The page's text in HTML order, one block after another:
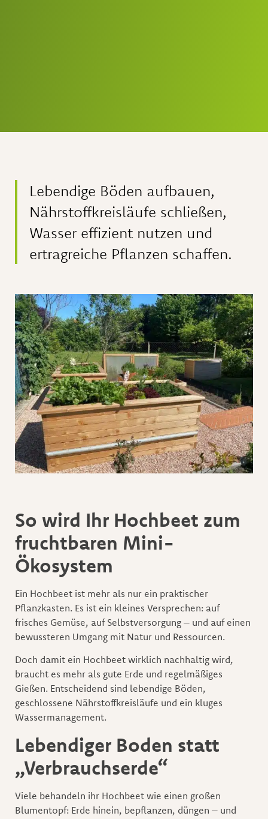
Lebendige Böden aufbauen,
Nährstoffkreisläufe schließen,
Wasser effizient nutzen und
ertragreiche Pflanzen schaffen.
So wird Ihr Hochbeet zum
fruchtbaren Mini-
Ökosystem
Ein Hochbeet ist mehr als nur ein praktischer
Pflanzkasten. Es ist ein kleines Versprechen: auf
frisches Gemüse, auf Selbstversorgung – und auf einen
bewussteren Umgang mit Natur und Ressourcen.
Doch damit ein Hochbeet wirklich nachhaltig wird,
braucht es mehr als gute Erde und regelmäßiges
Gießen. Entscheidend sind lebendige Böden,
geschlossene Nährstoffkreisläufe und ein kluges
Wassermanagement.
Lebendiger Boden statt
„Verbrauchserde“
Viele behandeln ihr Hochbeet wie einen großen
Blumentopf: Erde hinein, bepflanzen, düngen – und